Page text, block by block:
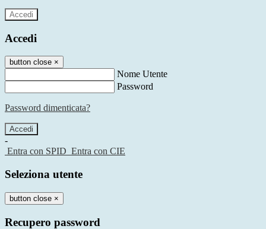
Accedi
Accedi
button close ×
Nome Utente
Password
Password dimenticata?
-
Entra con SPID Entra con CIE
Seleziona utente
button close ×
Recupero password